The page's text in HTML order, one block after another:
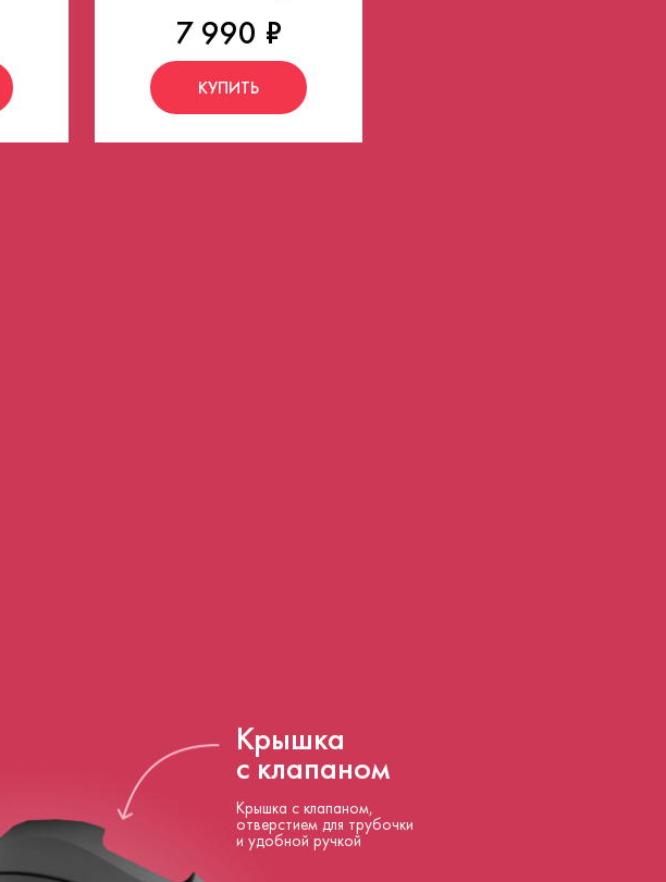
7 990 ₽
КУПИТЬ
Крышка
с клапаном
Крышка с клапаном,
отверстием для трубочки
и удобной ручкой